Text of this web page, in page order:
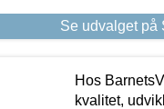
Se udvalget på
Hos
kvalitet,